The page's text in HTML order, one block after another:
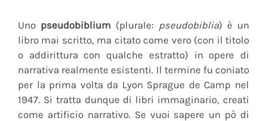
Uno pseudobiblium (plurale: pseudobiblia) è un
libro mai scritto, ma citato come vero (con il titolo
o addirittura con qualche estratto) in opere di
narrativa realmente esistenti. Il termine fu coniato
per la prima volta da Lyon Sprague de Camp nel
1947. Si tratta dunque di libri immaginario, creati
come artificio narrativo. Se vuoi sapere un pò di